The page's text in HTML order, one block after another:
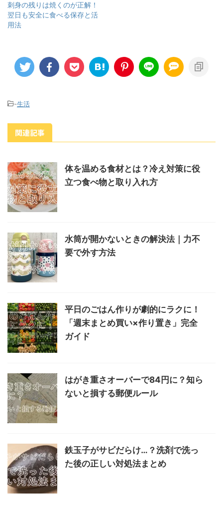
刺身の残りは焼くのが正解！
翌日も安全に食べる保存と活
用法
-生活
関連記事
体を温める食材とは？冷え対策に役
立つ食べ物と取り入れ方
水筒が開かないときの解決法｜力不
要で外す方法
平日のごはん作りが劇的にラクに！
「週末まとめ買い×作り置き」完全
ガイド
はがき重さオーバーで84円に？知ら
ないと損する郵便ルール
鉄玉子がサビだらけ…？洗剤で洗っ
た後の正しい対処法まとめ